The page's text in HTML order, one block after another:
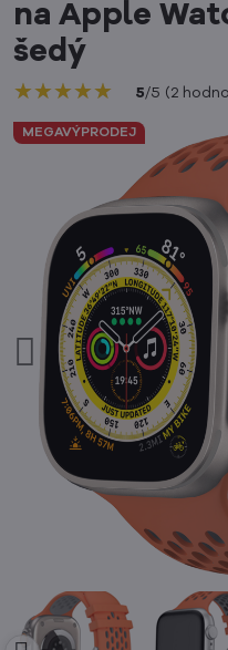
MEGAVÝPRODEJ
na Apple
šedý
★★★★★
★★★★★
★★★★★ 5/5 (2